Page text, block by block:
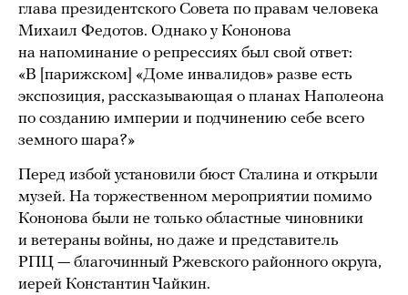
глава президентского Совета по правам человека
Михаил Федотов. Однако у Кононова
на напоминание о репрессиях был свой ответ:
«В [парижском] «Доме инвалидов» разве есть
экспозиция, рассказывающая о планах Наполеона
по созданию империи и подчинению себе всего
земного шара?»
Перед избой установили бюст Сталина и открыли
музей. На торжественном мероприятии помимо
Кононова были не только областные чиновники
и ветераны войны, но даже и представитель
РПЦ — благочинный Ржевского районного округа,
иерей Константин Чайкин.